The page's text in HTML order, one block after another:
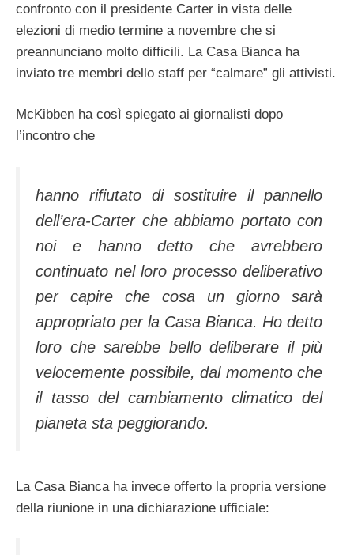
confronto con il presidente Carter in vista delle
elezioni di medio termine a novembre che si
preannunciano molto difficili. La Casa Bianca ha
inviato tre membri dello staff per “calmare” gli attivisti.
McKibben ha così spiegato ai giornalisti dopo
l’incontro che
hanno rifiutato di sostituire il pannello
dell’era-Carter che abbiamo portato con
noi e hanno detto che avrebbero
continuato nel loro processo deliberativo
per capire che cosa un giorno sarà
appropriato per la Casa Bianca. Ho detto
loro che sarebbe bello deliberare il più
velocemente possibile, dal momento che
il tasso del cambiamento climatico del
pianeta sta peggiorando.
La Casa Bianca ha invece offerto la propria versione
della riunione in una dichiarazione ufficiale: